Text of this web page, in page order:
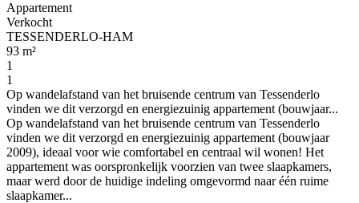
Appartement
Verkocht
TESSENDERLO-HAM
93 m²
1
1
Op wandelafstand van het bruisende centrum van Tessenderlo
vinden we dit verzorgd en energiezuinig appartement (bouwjaar...
Op wandelafstand van het bruisende centrum van Tessenderlo
vinden we dit verzorgd en energiezuinig appartement (bouwjaar
2009), ideaal voor wie comfortabel en centraal wil wonen! Het
appartement was oorspronkelijk voorzien van twee slaapkamers,
maar werd door de huidige indeling omgevormd naar één ruime
slaapkamer...